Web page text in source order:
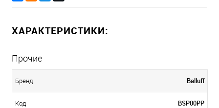
ХАРАКТЕРИСТИКИ:
Прочие
Бренд Balluff
Код BSP00PP